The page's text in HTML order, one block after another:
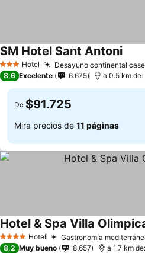
3 Estrellas
Hotel Desayuno continental
SM Hotel Sant AntoniVer
8,6 Excelente 6.675 a 0.5 km
De $91.725
Mira precios de 11 páginas
4 EstrellasHotel Gastronomía
Hotel & Spa Villa
8,2 Muy bueno 8.657 a 1.7 km